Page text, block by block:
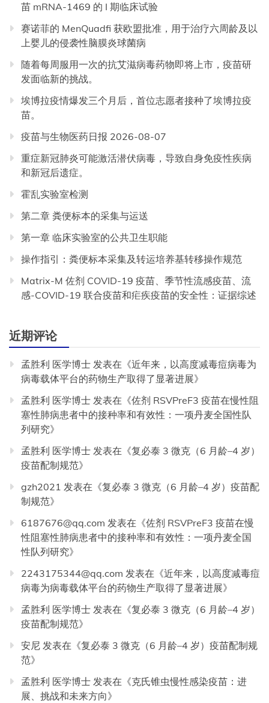
苗 mRNA-1469 的 I 期临床试验
赛诺菲的 MenQuadfi 获欧盟批准，用于治疗六周龄及以
上婴儿的侵袭性脑膜炎球菌病
随着每周服用一次的抗艾滋病毒药物即将上市，疫苗研
发面临新的挑战。
埃博拉疫情爆发三个月后，首位志愿者接种了埃博拉疫
苗。
疫苗与生物医药日报 2026-08-07
重症新冠肺炎可能激活潜伏病毒，导致自身免疫性疾病
和新冠后遗症。
霍乱实验室检测
第二章 粪便标本的采集与运送
第一章 临床实验室的公共卫生职能
操作指引：粪便标本采集及转运培养基转移操作规范
Matrix-M 佐剂 COVID-19 疫苗、季节性流感疫苗、流
感-COVID-19 联合疫苗和疟疾疫苗的安全性：证据综述
近期评论
孟胜利 医学博士 发表在《近年来，以高度减毒痘病毒为
病毒载体平台的药物生产取得了显著进展》
孟胜利 医学博士 发表在《佐剂 RSVPreF3 疫苗在慢性阻
塞性肺病患者中的接种率和有效性：一项丹麦全国性队
列研究》
孟胜利 医学博士 发表在《复必泰 3 微克（6 月龄–4 岁）
疫苗配制规范》
gzh2021 发表在《复必泰 3 微克（6 月龄–4 岁）疫苗配
制规范》
6187676@qq.com 发表在《佐剂 RSVPreF3 疫苗在慢
性阻塞性肺病患者中的接种率和有效性：一项丹麦全国
性队列研究》
2243175344@qq.com 发表在《近年来，以高度减毒痘
病毒为病毒载体平台的药物生产取得了显著进展》
孟胜利 医学博士 发表在《复必泰 3 微克（6 月龄–4 岁）
疫苗配制规范》
安尼 发表在《复必泰 3 微克（6 月龄–4 岁）疫苗配制规
范》
孟胜利 医学博士 发表在《克氏锥虫慢性感染疫苗：进
展、挑战和未来方向》